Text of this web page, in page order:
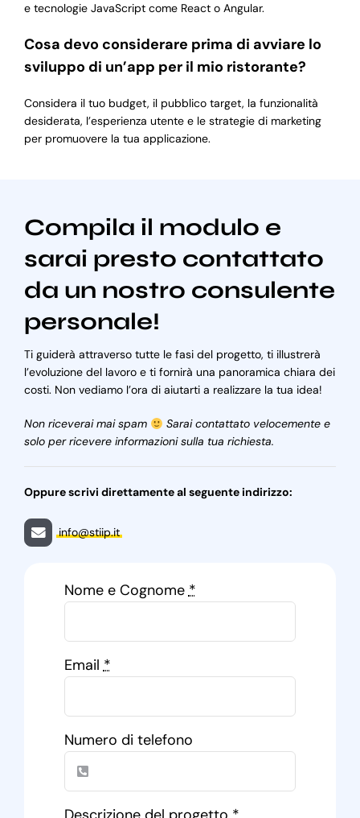
e tecnologie JavaScript come React o Angular.
Cosa devo considerare prima di avviare lo
sviluppo di un’app per il mio ristorante?
Considera il tuo budget, il pubblico target, la funzionalità
desiderata, l’esperienza utente e le strategie di marketing
per promuovere la tua applicazione.
Compila il modulo e
sarai presto contattato
da un nostro consulente
personale!
Ti guiderà attraverso tutte le fasi del progetto, ti illustrerà
l’evoluzione del lavoro e ti fornirà una panoramica chiara dei
costi. Non vediamo l’ora di aiutarti a realizzare la tua idea!
Non riceverai mai spam
Sarai contattato velocemente e
solo per ricevere informazioni sulla tua richiesta.
Oppure scrivi direttamente al seguente indirizzo:
info@stiip.it
Nome e Cognome*
Email*
Numero di telefono